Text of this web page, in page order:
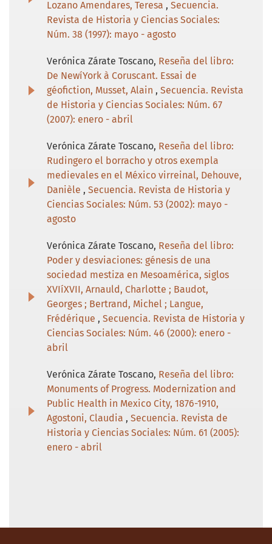
Lozano Amendares, Teresa , Secuencia.
Revista de Historia y Ciencias Sociales:
Núm. 38 (1997): mayo - agosto
Verónica Zárate Toscano, Reseña del libro:
De NewíYork à Coruscant. Essai de
géofiction, Musset, Alain , Secuencia. Revista
de Historia y Ciencias Sociales: Núm. 67
(2007): enero - abril
Verónica Zárate Toscano, Reseña del libro:
Rudingero el borracho y otros exempla
medievales en el México virreinal, Dehouve,
Danièle , Secuencia. Revista de Historia y
Ciencias Sociales: Núm. 53 (2002): mayo -
agosto
Verónica Zárate Toscano, Reseña del libro:
Poder y desviaciones: génesis de una
sociedad mestiza en Mesoamérica, siglos
XVIíXVII, Arnauld, Charlotte ; Baudot,
Georges ; Bertrand, Michel ; Langue,
Frédérique , Secuencia. Revista de Historia y
Ciencias Sociales: Núm. 46 (2000): enero -
abril
Verónica Zárate Toscano, Reseña del libro:
Monuments of Progress. Modernization and
Public Health in Mexico City, 1876-1910,
Agostoni, Claudia , Secuencia. Revista de
Historia y Ciencias Sociales: Núm. 61 (2005):
enero - abril